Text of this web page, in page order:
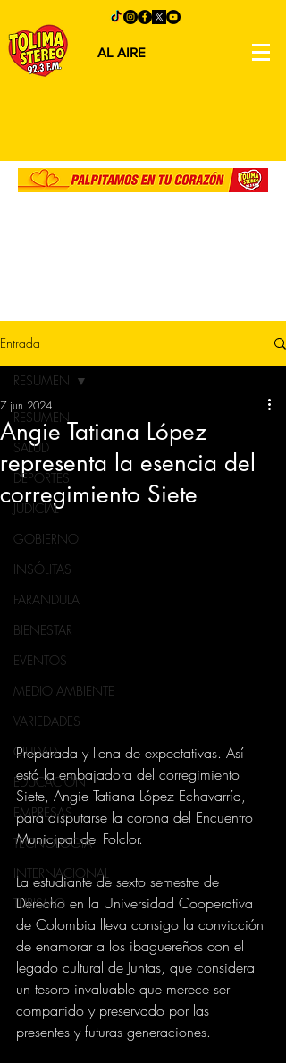
AL AIRE
Entrada
RESUMEN
SALUD
DEPORTES
JUDICIAL
GOBIERNO
INSÓLITAS
FARANDULA
BIENESTAR
EVENTOS
MEDIO AMBIENTE
VARIEDADES
CIUDAD
EDUCACION
EMPRESAS
TECNOLOGIA
INTERNACIONAL
TURISMO
RESUMEN
Angie Tatiana López
representa la esencia del
corregimiento Siete
7 jun 2024
Preparada y llena de expectativas. Así
está la embajadora del corregimiento
Siete, Angie Tatiana López Echavarría,
para disputarse la corona del Encuentro
Municipal del Folclor.
La estudiante de sexto semestre de
Derecho en la Universidad Cooperativa
de Colombia lleva consigo la convicción
de enamorar a los ibaguereños con el
legado cultural de Juntas, que considera
un tesoro invaluable que merece ser
compartido y preservado por las
presentes y futuras generaciones.